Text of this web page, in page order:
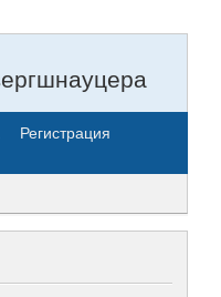
Регистрация